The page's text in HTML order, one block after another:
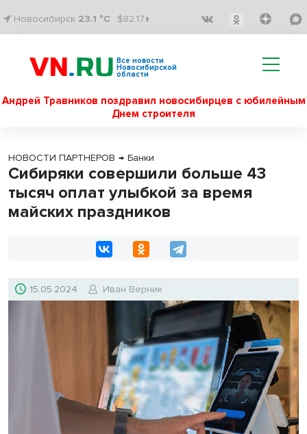
Новосибирск 23.1 °C $82.17↑
Все новости
Новосибирской
области
Андрей Травников поздравил новосибирцев с юбилейным
Днем строителя
НОВОСТИ ПАРТНЕРОВ → Банки
Сибиряки совершили больше 43
тысяч оплат улыбкой за время
майских праздников
15.05.2024 Иван Верник